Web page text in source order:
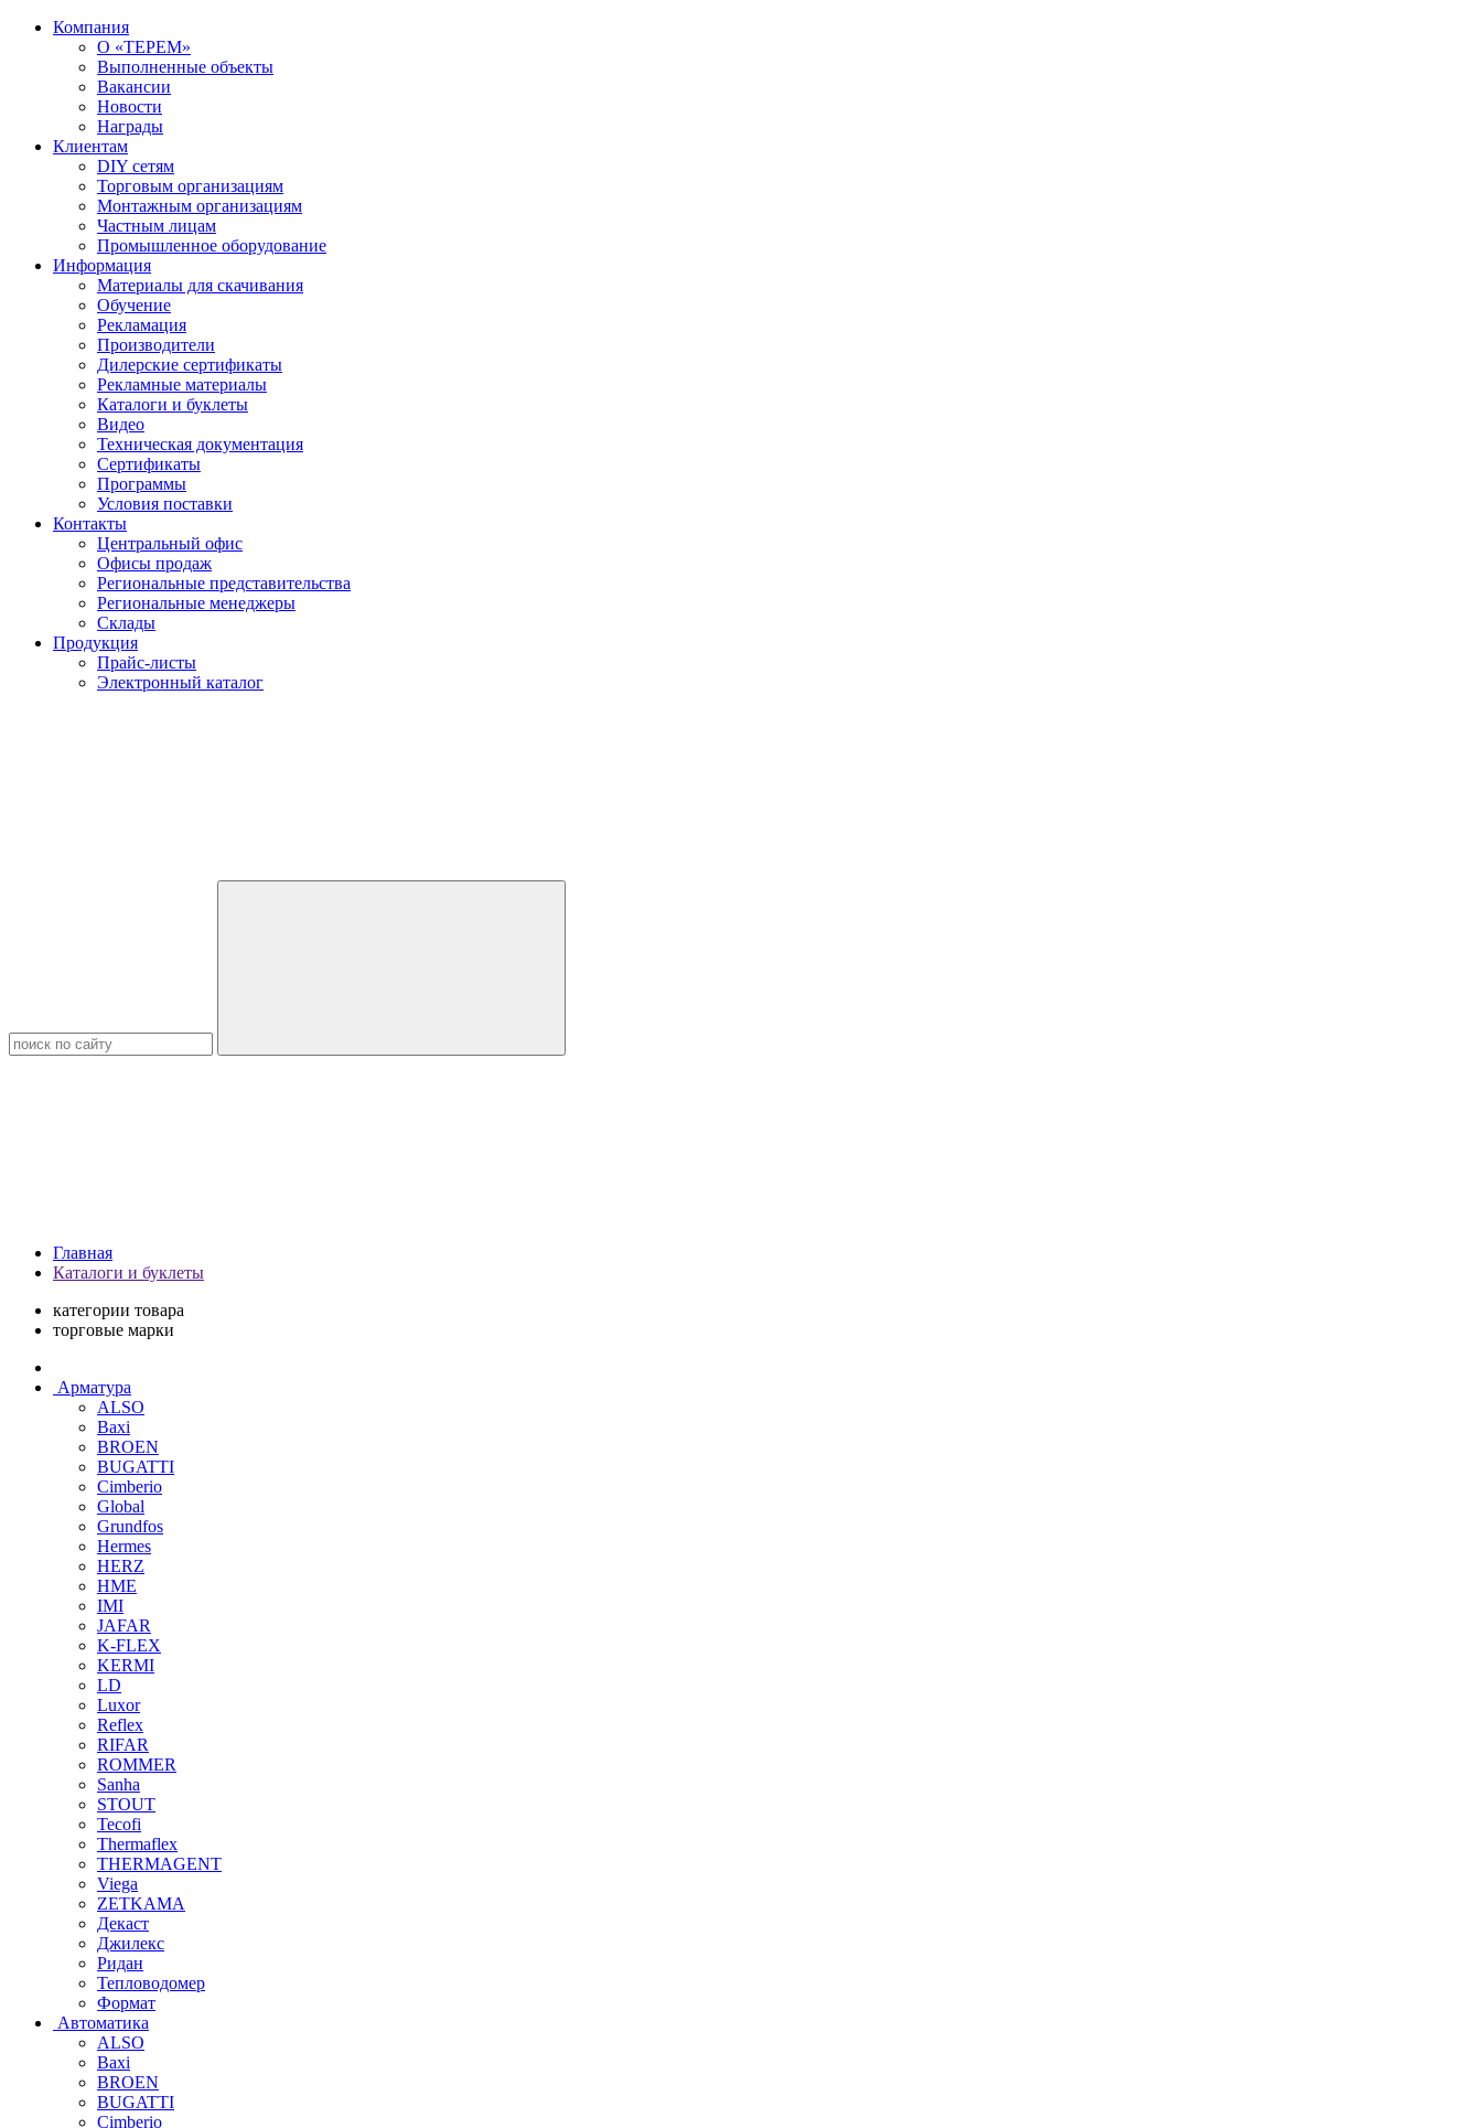
Компания
О «ТЕРЕМ»
Выполненные объекты
Вакансии
Новости
Награды
Клиентам
DIY сетям
Торговым организациям
Монтажным организациям
Частным лицам
Промышленное оборудование
Информация
Материалы для скачивания
Обучение
Рекламация
Производители
Дилерские сертификаты
Рекламные материалы
Каталоги и буклеты
Видео
Техническая документация
Сертификаты
Программы
Условия поставки
Контакты
Центральный офис
Офисы продаж
Региональные представительства
Региональные менеджеры
Склады
Продукция
Прайс-листы
Электронный каталог
Главная
Каталоги и буклеты
категории товара
торговые марки
Арматура
ALSO
Baxi
BROEN
BUGATTI
Cimberio
Global
Grundfos
Hermes
HERZ
HME
IMI
JAFAR
K-FLEX
KERMI
LD
Luxor
Reflex
RIFAR
ROMMER
Sanha
STOUT
Tecofi
Thermaflex
THERMAGENT
Viega
ZETKAMA
Декаст
Джилекс
Ридан
Тепловодомер
Формат
Автоматика
ALSO
Baxi
BROEN
BUGATTI
Cimberio